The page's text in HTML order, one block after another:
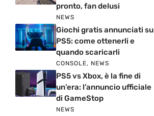
pronto, fan delusi
NEWS
Giochi gratis annunciati su
PS5: come ottenerli e
quando scaricarli
CONSOLE, NEWS
PS5 vs Xbox, è la fine di
un’era: l’annuncio ufficiale
di GameStop
NEWS